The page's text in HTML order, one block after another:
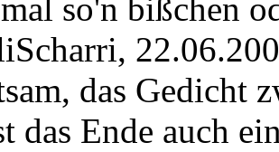
so'n bißchen
das Gedicht
das Ende auch